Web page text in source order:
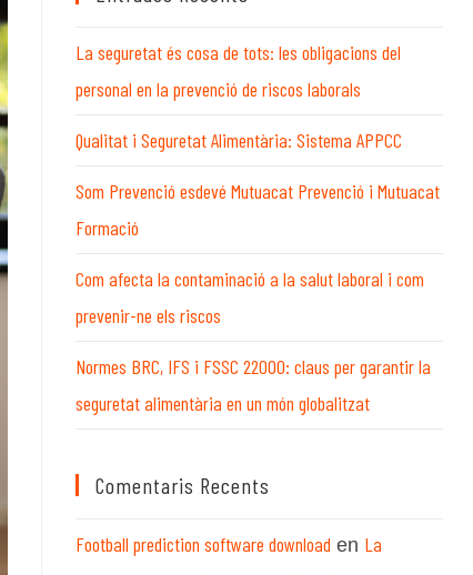
La seguretat és cosa de tots: les obligacions del
personal en la prevenció de riscos laborals
Qualitat i Seguretat Alimentària: Sistema APPCC
Som Prevenció esdevé Mutuacat Prevenció i Mutuacat
Formació
Com afecta la contaminació a la salut laboral i com
prevenir-ne els riscos
Normes BRC, IFS i FSSC 22000: claus per garantir la
seguretat alimentària en un món globalitzat
Comentaris Recents
Football prediction software download en La